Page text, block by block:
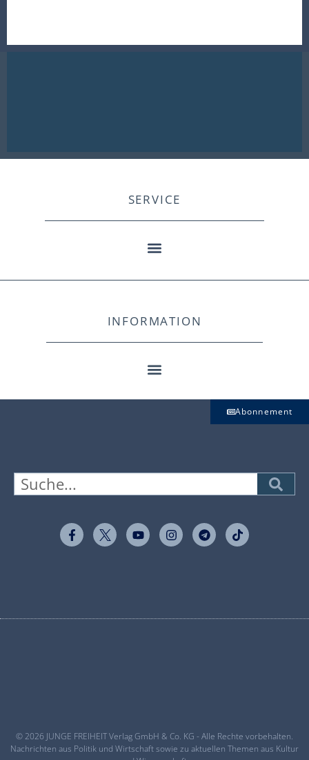
SERVICE
INFORMATION
Abonnement
© 2026 JUNGE FREIHEIT Verlag GmbH & Co. KG - Alle Rechte vorbehalten.
Nachrichten aus Politik und Wirtschaft sowie zu aktuellen Themen aus Kultur